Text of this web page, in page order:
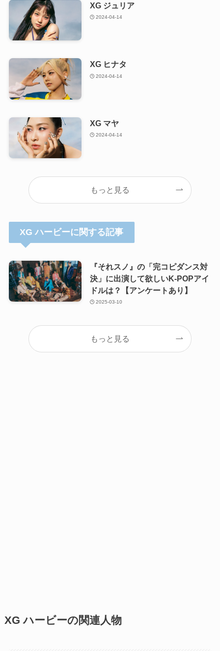
XG ジュリア
2024-04-14
XG ヒナタ
2024-04-14
XG マヤ
2024-04-14
もっと見る
XG ハービーに関する記事
『それスノ』の「完コピダンス対
決」に出演して欲しいK-POPアイ
ドルは？【アンケートあり】
2025-03-10
もっと見る
XG ハービーの関連人物